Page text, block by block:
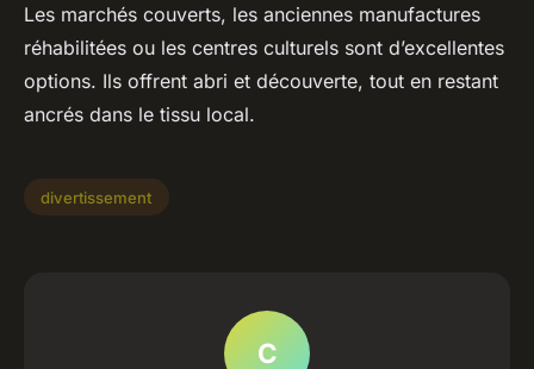
Les marchés couverts, les anciennes manufactures
réhabilitées ou les centres culturels sont d’excellentes
options. Ils offrent abri et découverte, tout en restant
ancrés dans le tissu local.
divertissement
C